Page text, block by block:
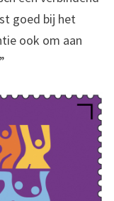
goed bij het
ook om aan